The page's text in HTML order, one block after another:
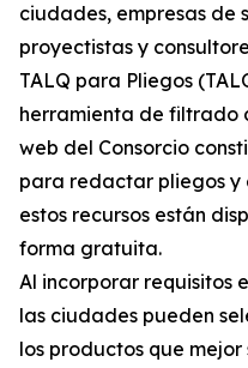
ciudades, empresas de
proyectistas y
TALQ para Pliegos
herramienta de filtrado
web del Consorcio
para redactar pliegos y
estos recursos están
forma gratuita.
Al incorporar requisitos
las ciudades pueden
los productos que